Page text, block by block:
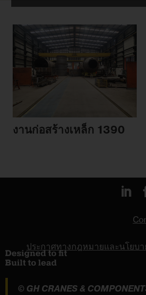
งานก่อสร้างเหล็ก 1390
ประกาศทางกฎหมายและนโยบ
© GH CRANES &